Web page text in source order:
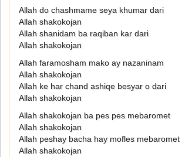
Allah do chashmame seya khumar dari
Allah shakokojan
Allah shanidam ba raqiban kar dari
Allah shakokojan
Allah faramosham mako ay nazaninam
Allah shakokojan
Allah ke har chand ashiqe besyar o dari
Allah shakokojan
Allah shakokojan ba pes pes mebaromet
Allah shakokojan
Allah peshay bacha hay mofles mebaromet
Allah shakokojan